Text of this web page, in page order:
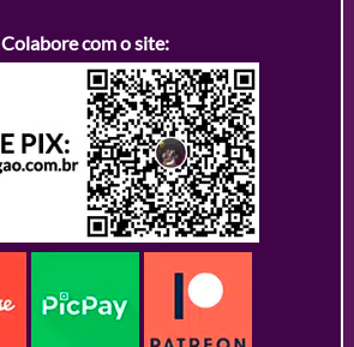
Colabore com o site: